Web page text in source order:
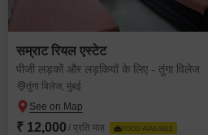
सम्राट रियल एस्टेट
पीजी लड़कों और लड़कियों के लिए - तुंगा विलेज
तुंगा विलेज, मुंबई
₹ 12,000 / प्रति माह FOOD AVAILABLE